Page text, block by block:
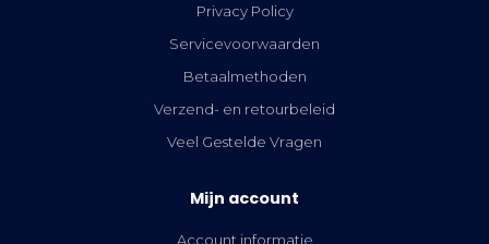
Privacy Policy
Servicevoorwaarden
Betaalmethoden
Verzend- en retourbeleid
Veel Gestelde Vragen
Mijn account
Account informatie